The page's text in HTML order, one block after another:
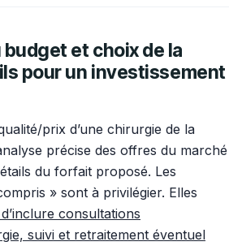
et choix de la
pour un investissement
prix d’une chirurgie de la
précise des offres du marché
du forfait proposé. Les
» sont à privilégier. Elles
d’inclure consultations
suivi et retraitement éventuel